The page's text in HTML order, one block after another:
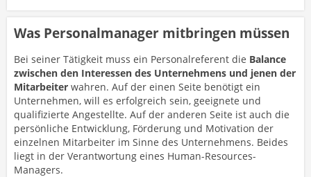
Was Personalmanager mitbringen müssen
Bei seiner Tätigkeit muss ein Personalreferent die Balance
zwischen den Interessen des Unternehmens und jenen der
Mitarbeiter wahren. Auf der einen Seite benötigt ein
Unternehmen, will es erfolgreich sein, geeignete und
qualifizierte Angestellte. Auf der anderen Seite ist auch die
persönliche Entwicklung, Förderung und Motivation der
einzelnen Mitarbeiter im Sinne des Unternehmens. Beides
liegt in der Verantwortung eines Human-Resources-
Managers.